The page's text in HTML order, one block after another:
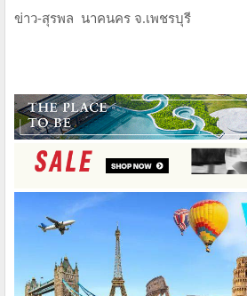
ข่าว-สุรพล นาคนคร จ.เพชรบุรี